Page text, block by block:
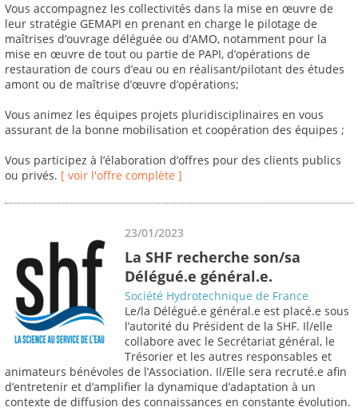
Vous accompagnez les collectivités dans la mise en œuvre de
leur stratégie GEMAPI en prenant en charge le pilotage de
maîtrises d’ouvrage déléguée ou d’AMO, notamment pour la
mise en œuvre de tout ou partie de PAPI, d’opérations de
restauration de cours d’eau ou en réalisant/pilotant des études
amont ou de maîtrise d’œuvre d’opérations;
Vous animez les équipes projets pluridisciplinaires en vous
assurant de la bonne mobilisation et coopération des équipes ;
Vous participez à l’élaboration d’offres pour des clients publics
ou privés. [ voir l'offre complète ]
23/01/2023
La SHF recherche son/sa
Délégué.e général.e.
Société Hydrotechnique de France
Le/la Délégué.e général.e est placé.e sous
l’autorité du Président de la SHF. Il/elle
collabore avec le Secrétariat général, le
Trésorier et les autres responsables et
animateurs bénévoles de l’Association. Il/Elle sera recruté.e afin
d’entretenir et d’amplifier la dynamique d’adaptation à un
contexte de diffusion des connaissances en constante évolution.